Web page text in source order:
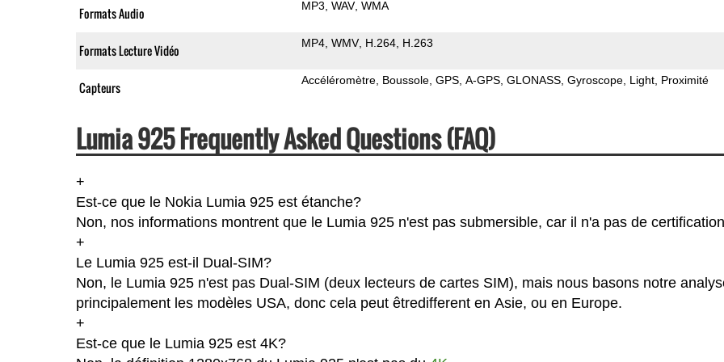
Formats Audio MP3 WAV WMA
Formats Lecture Vidéo MP4 WMV H.264 H.263
Capteurs Accéléromètre Boussole GPS A-GPS GLONASS Gyroscope Light Proximité
Lumia 925 Frequently Asked Questions (FAQ)
+
Est-ce que le Nokia Lumia 925 est étanche?
Non, nos informations montrent que le Lumia 925 n'est pas submersible, car il n'a pas de
+
Le Lumia 925 est-il Dual-SIM?
Non, le Lumia 925 n'est pas Dual-SIM (deux lecteurs de cartes SIM), mais nous basons notre
principalement les modèles USA, donc cela peut êtredifferent en Asie, ou en Europe.
+
Est-ce que le Lumia 925 est 4K?